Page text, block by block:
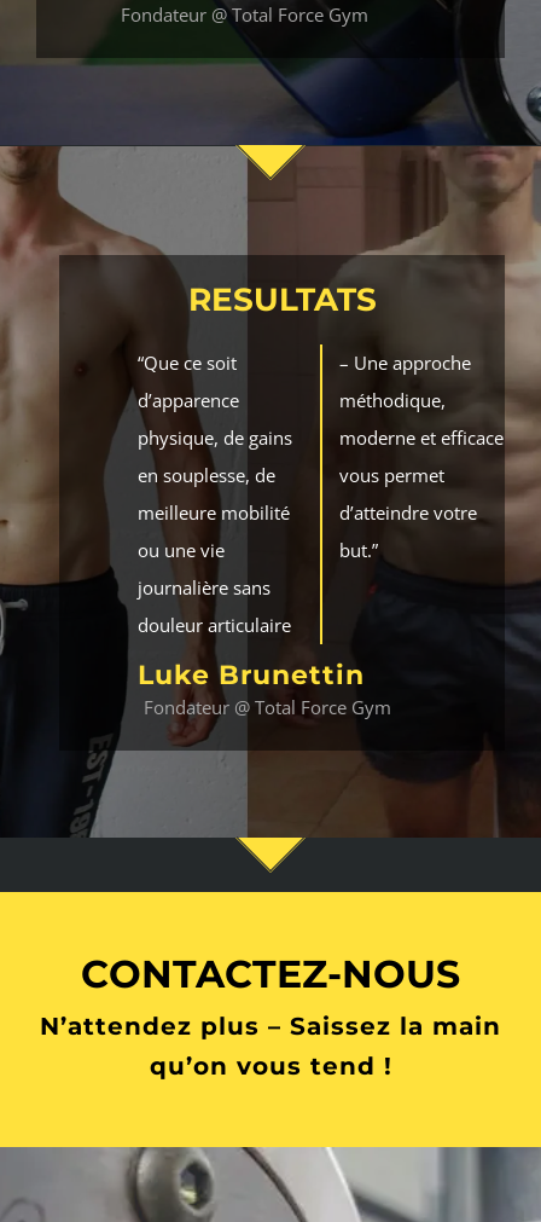
Fondateur @ Total Force Gym
RESULTATS
“Que ce soit
d’apparence
physique, de gains
en souplesse, de
meilleure mobilité
ou une vie
journalière sans
douleur articulaire
– Une approche
méthodique,
moderne et efficace
vous permet
d’atteindre votre
but.”
Luke Brunettin
Fondateur @ Total Force Gym
CONTACTEZ-NOUS
N’attendez plus – Saissez la main
qu’on vous tend !